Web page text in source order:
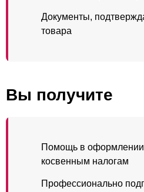
Документы,
товара
Вы получите
Помощь в оформлении
косвенным налогам
Профессионально